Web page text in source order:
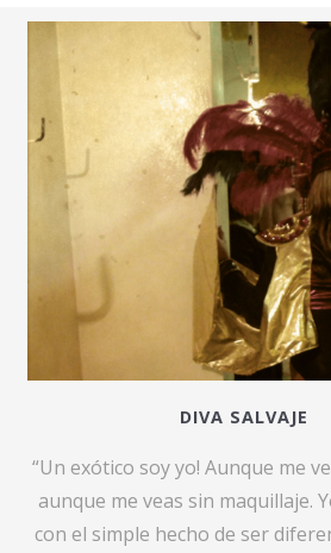
DIVA SALVAJE
“Un exótico soy yo! Aunque me
aunque me veas sin maquillaje.
con el simple hecho de ser